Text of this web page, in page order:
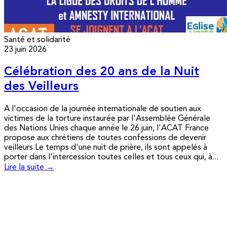
Santé et solidarité
23 juin 2026
Célébration des 20 ans de la Nuit
des Veilleurs
A l'occasion de la journée internationale de soutien aux
victimes de la torture instaurée par l'Assemblée Générale
des Nations Unies chaque année le 26 juin, l'ACAT France
propose aux chrétiens de toutes confessions de devenir
veilleurs.Le temps d'une nuit de prière, ils sont appelés à
porter dans l'intercession toutes celles et tous ceux qui, à...
Lire la suite →